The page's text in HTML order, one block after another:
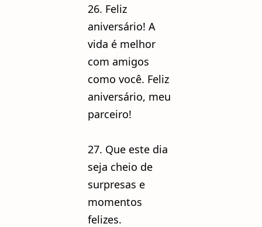
26. Feliz
aniversário! A
vida é melhor
com amigos
como você. Feliz
aniversário, meu
parceiro!
27. Que este dia
seja cheio de
surpresas e
momentos
felizes.